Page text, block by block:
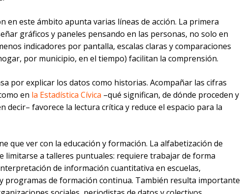
en este ámbito apunta varias líneas de acción. La primera
gráficos y paneles pensando en las personas, no solo en
indicadores por pantalla, escalas claras y comparaciones
por municipio, en el tiempo) facilitan la comprensión.
por explicar los datos como historias. Acompañar las cifras
en la Estadística Cívica –qué significan, de dónde proceden y
decir– favorece la lectura crítica y reduce el espacio para la
que ver con la educación y formación. La alfabetización de
limitarse a talleres puntuales: requiere trabajar de forma
de información cuantitativa en escuelas,
programas de formación continua. También resulta importante